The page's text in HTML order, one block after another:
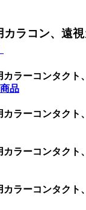
ラコン、遠
ラーコンタク
品
ラーコンタク
ラーコンタク
ラーコンタク